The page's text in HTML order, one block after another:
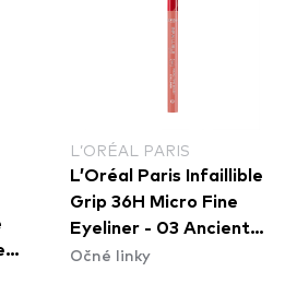
L’ORÉAL PARIS
L’Oréal Paris Infaillible
Grip 36H Micro Fine
Eyeliner​ - 03 Ancient
Rose
Očné linky